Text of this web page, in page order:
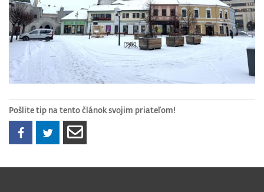
Pošlite tip na tento článok svojim priateľom!